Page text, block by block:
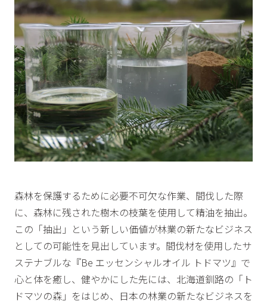
森林を保護するために必要不可欠な作業、間伐した際
に、森林に残された樹木の枝葉を使用して精油を抽出。
この「抽出」という新しい価値が林業の新たなビジネス
としての可能性を見出しています。間伐材を使用したサ
ステナブルな『Be エッセンシャルオイル トドマツ』で
心と体を癒し、健やかにした先には、北海道釧路の「ト
ドマツの森」をはじめ、日本の林業の新たなビジネスを